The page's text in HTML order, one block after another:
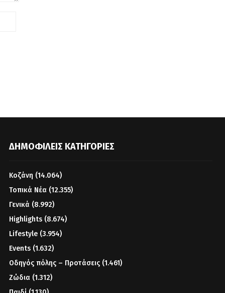
ΔΗΜΟΦΙΛΕΊΣ ΚΑΤΗΓΟΡΊΕΣ
Κοζάνη (14.064)
Τοπικά Νέα (12.355)
Γενικά (8.992)
Highlights (8.674)
Lifestyle (3.954)
Events (1.632)
Οδηγός πόλης – Προτάσεις (1.461)
Ζώδια (1.312)